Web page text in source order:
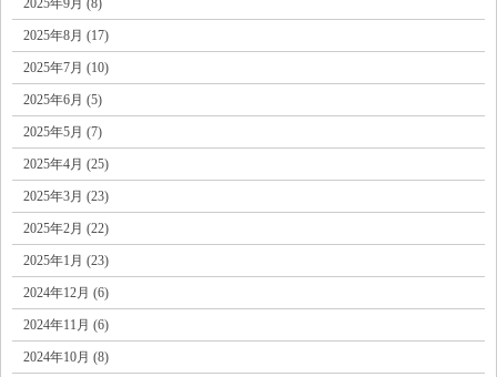
2025年8月 (17)
2025年7月 (10)
2025年6月 (5)
2025年5月 (7)
2025年4月 (25)
2025年3月 (23)
2025年2月 (22)
2025年1月 (23)
2024年12月 (6)
2024年11月 (6)
2024年10月 (8)